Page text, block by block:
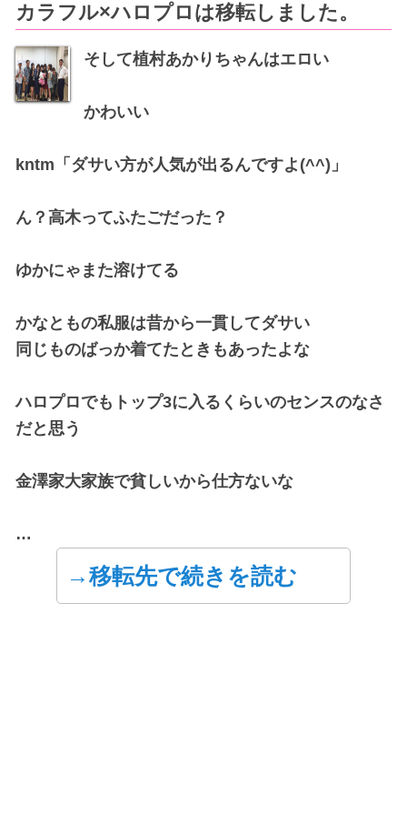
カラフル×ハロプロは移転しました。
そして植村あかりちゃんはエロい
かわいい
kntm「ダサい方が人気が出るんですよ(^^)」
ん？高木ってふたごだった？
ゆかにゃまた溶けてる
かなともの私服は昔から一貫してダサい
同じものばっか着てたときもあったよな
ハロプロでもトップ3に入るくらいのセンスのなさ
だと思う
金澤家大家族で貧しいから仕方ないな
…
→移転先で続きを読む